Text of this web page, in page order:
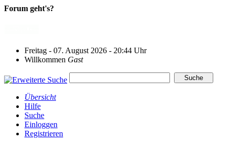
Forum geht's?
Freitag - 07. August 2026 - 20:44 Uhr
Willkommen Gast
Übersicht
Hilfe
Suche
Einloggen
Registrieren